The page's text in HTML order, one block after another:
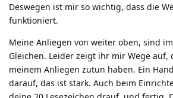
Deswegen ist mir so wichtig, dass die
funktioniert.
Meine Anliegen von weiter oben, sind
Gleichen. Leider zeigt ihr mir Wege auf,
meinem Anliegen zutun haben. Ein
darauf, das ist stark. Auch beim